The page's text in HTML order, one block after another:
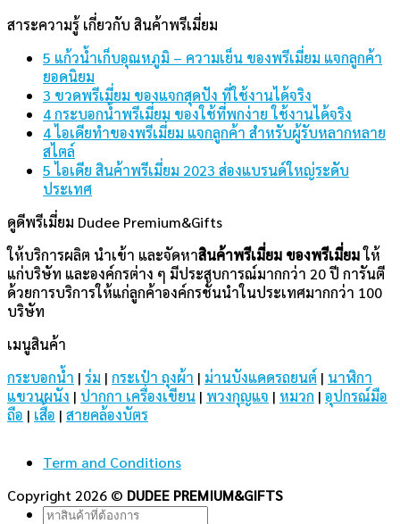
สาระความรู้ เกี่ยวกับ สินค้าพรีเมี่ยม
5 แก้วน้ำเก็บอุณหภูมิ – ความเย็น ของพรีเมี่ยม แจกลูกค้า
ยอดนิยม
3 ขวดพรีเมี่ยม ของแจกสุดปัง ที่ใช้งานได้จริง
4 กระบอกน้ำพรีเมี่ยม ของใช้ที่พกง่าย ใช้งานได้จริง
4 ไอเดียทำของพรีเมี่ยม แจกลูกค้า สำหรับผู้รับหลากหลาย
สไตล์
5 ไอเดีย สินค้าพรีเมี่ยม 2023 ส่องแบรนด์ใหญ่ระดับ
ประเทศ
ดูดีพรีเมี่ยม Dudee Premium&Gifts
ให้บริการผลิต นำเข้า และจัดหาสินค้าพรีเมี่ยม ของพรีเมี่ยมให้
แก่บริษัท และองค์กรต่าง ๆ มีประสบการณ์มากกว่า 20 ปี การันตี
ด้วยการบริการให้แก่ลูกค้าองค์กรชั้นนำในประเทศมากกว่า 100
บริษัท
เมนูสินค้า
กระบอกน้ำ | ร่ม | กระเป๋า ถุงผ้า | ม่านบังแดดรถยนต์ | นาฬิกา
แขวนผนัง | ปากกา เครื่องเขียน | พวงกุญแจ | หมวก | อุปกรณ์มือ
ถือ | เสื้อ | สายคล้องบัตร
Term and Conditions
Copyright 2026 © DUDEE PREMIUM&GIFTS
Search